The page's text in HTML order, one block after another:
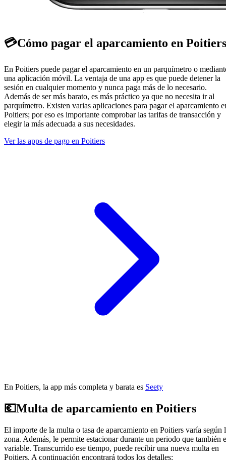
💳Cómo pagar el aparcamiento en Poitiers
En Poitiers puede pagar el aparcamiento en un parquímetro o
una aplicación móvil. La ventaja de una app es que puede detener la
sesión en cualquier momento y nunca paga más de lo necesario.
Además de ser más barato, es más práctico ya que no necesita ir al
parquímetro. Existen varias aplicaciones para pagar el aparcamiento
Poitiers; por eso es importante comprobar las tarifas de transacción y
elegir la más adecuada a sus necesidades.
Ver las apps de pago en Poitiers
En Poitiers, la app más completa y barata es Seety
💶Multa de aparcamiento en Poitiers
El importe de la multa o tasa de aparcamiento en Poitiers varía según
zona. Además, le permite estacionar durante un periodo que también
variable. Transcurrido ese tiempo, puede recibir una nueva multa en
Poitiers. A continuación encontrará todos los detalles: